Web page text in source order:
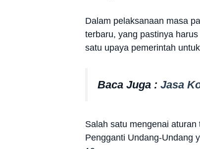
Dalam pelaksanaan masa
terbaru, yang pastinya
satu upaya pemerintah
Baca Juga : Jasa
Salah satu mengenai
Pengganti Undang-Undang